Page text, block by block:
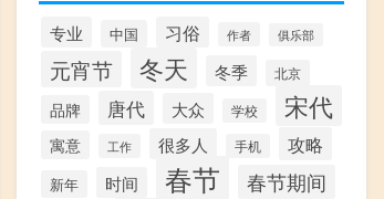
专业 中国 习俗 作者 俱乐部
元宵节 冬天 冬季 北京
品牌 唐代 大众 学校 宋代
寓意 工作 很多人 手机 攻略
新年 时间 春节 春节期间